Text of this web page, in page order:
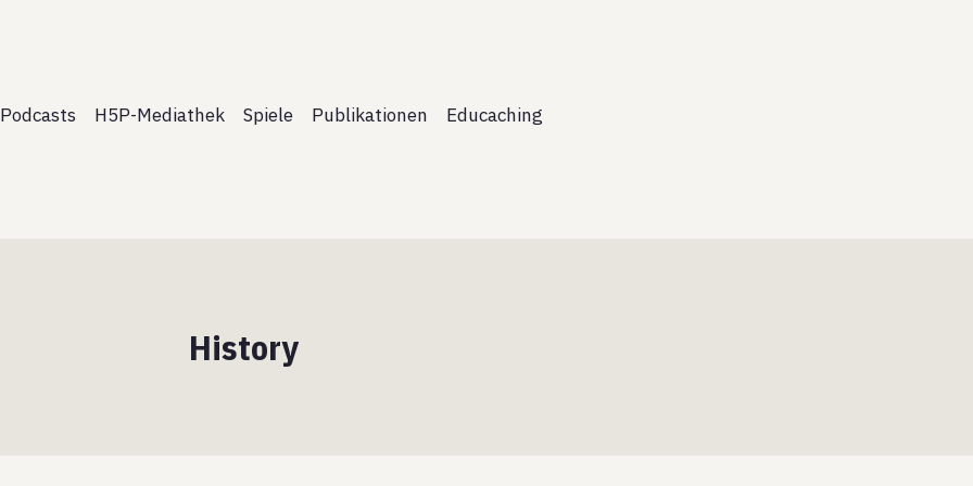
Podcasts H5P-Mediathek Spiele Publikationen Educaching
History